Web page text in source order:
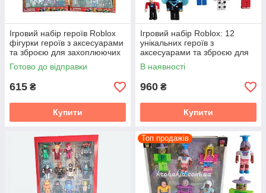
Ігровий набір героїв Roblox
фігурки героїв з аксесуарами
та зброєю для захоплюючих
пригод
Готово до відправки
615 ₴
Купити
Ігровий набір Roblox: 12
унікальних героїв з
аксесуарами та зброєю для
яскравих пригод
В наявності
960 ₴
Купити
Топ продажів